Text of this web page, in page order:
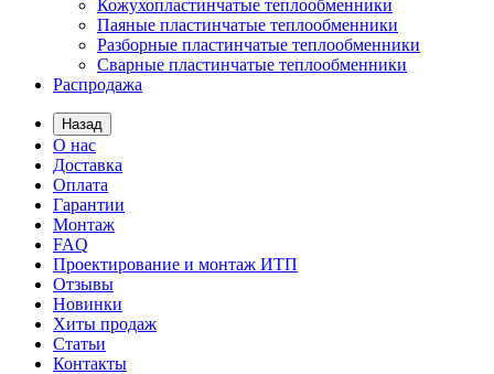
Кожухопластинчатые теплообменники
Паяные пластинчатые теплообменники
Разборные пластинчатые теплообменники
Сварные пластинчатые теплообменники
Распродажа
Назад
О нас
Доставка
Оплата
Гарантии
Монтаж
FAQ
Проектирование и монтаж ИТП
Отзывы
Новинки
Хиты продаж
Статьи
Контакты